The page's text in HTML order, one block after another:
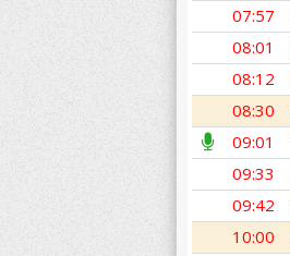
07:57
08:01
08:12
08:30
09:01
09:33
09:42
10:00